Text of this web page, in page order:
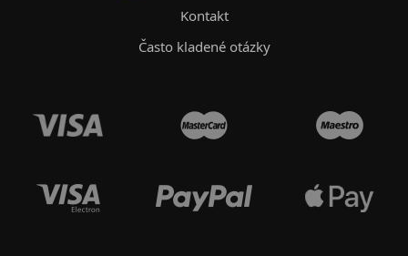
Kontakt
Často kladené otázky